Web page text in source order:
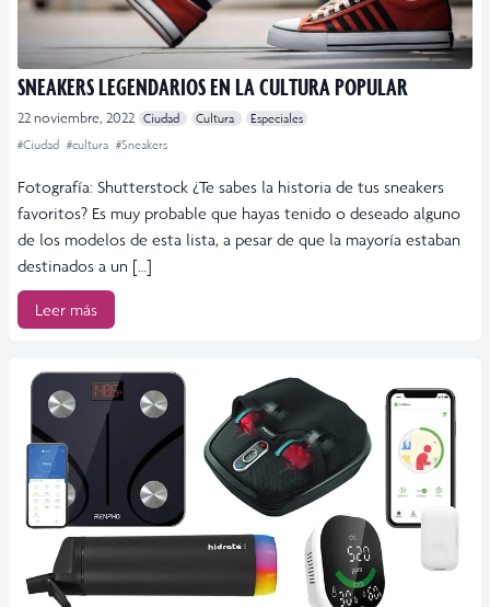
SNEAKERS LEGENDARIOS EN LA CULTURA POPULAR
22 noviembre, 2022 Ciudad Cultura
Especiales
#Ciudad #cultura #Sneakers
Fotografía: Shutterstock ¿Te sabes la historia de tus sneakers
favoritos? Es muy probable que hayas tenido o deseado alguno
de los modelos de esta lista, a pesar de que la mayoría estaban
destinados a un […]
Leer más